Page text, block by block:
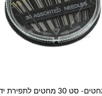
סט 30 מחטים לתפירת יד